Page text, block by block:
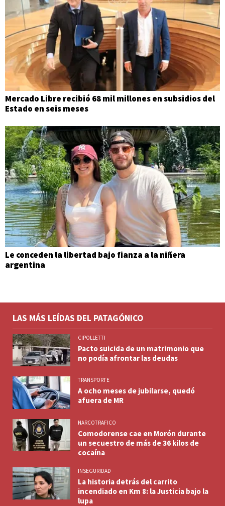
Mercado Libre recibió 68 mil millones en subsidios del
Estado en seis meses
Le conceden la libertad bajo fianza a la niñera
argentina
LAS MÁS LEÍDAS DEL PATAGÓNICO
CIPOLLETTI
Pacto suicida de un matrimonio que
no podía afrontar las deudas
TRANSPORTE
A ocho meses de jubilarse, quedó
afuera de MR
NARCOTRAFICO
Comodorense cae en Morón durante
un secuestro de más de 36 kilos de
cocaína
INSEGURIDAD
La historia detrás del carrito
incendiado en Km 8: la Justicia bajo la
lupa